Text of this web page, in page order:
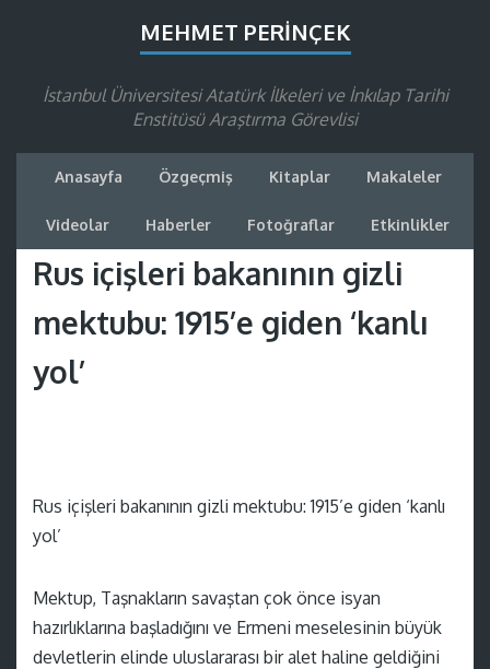
MEHMET PERINÇEK
İstanbul Üniversitesi Atatürk İlkeleri ve İnkılap Tarihi
Enstitüsü Araştırma Görevlisi
Anasayfa Özgeçmiş Kitaplar Makaleler
Videolar Haberler Fotoğraflar Etkinlikler
Rus içişleri bakanının gizli
mektubu: 1915’e giden ‘kanlı
yol’
Rus içişleri bakanının gizli mektubu: 1915’e giden ‘kanlı
yol’
Mektup, Taşnakların savaştan çok önce isyan
hazırlıklarına başladığını ve Ermeni meselesinin büyük
devletlerin elinde uluslararası bir alet haline geldiğini